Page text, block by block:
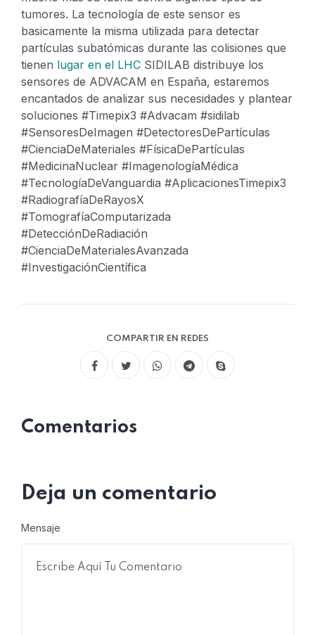
tumores. La tecnología de este sensor es
basicamente la misma utilizada para detectar
partículas subatómicas durante las colisiones que
tienen lugar en el LHC SIDILAB distribuye los
sensores de ADVACAM en España, estaremos
encantados de analizar sus necesidades y plantear
soluciones #Timepix3 #Advacam #sidilab
#SensoresDeImagen #DetectoresDePartículas
#CienciaDeMateriales #FísicaDePartículas
#MedicinaNuclear #ImagenologíaMédica
#TecnologíaDeVanguardia #AplicacionesTimepix3
#RadiografíaDeRayosX
#TomografíaComputarizada
#DetecciónDeRadiación
#CienciaDeMaterialesAvanzada
#InvestigaciónCientífica
COMPARTIR EN REDES
Comentarios
Deja un comentario
Mensaje